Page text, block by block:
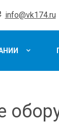
info@vk174.ru